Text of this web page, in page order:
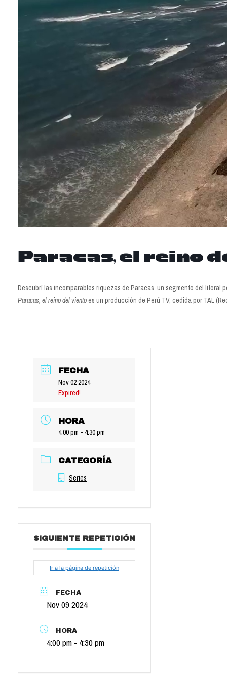
Paracas, el reino
Descubrí las incomparables riquezas de Paracas, un segmento del litoral
Paracas, el reino del vientoes un producción de Perú TV, cedida por TAL
FECHA
Nov 02 2024
Expired!
HORA
4:00 pm - 4:30 pm
CATEGORÍA
Series
SIGUIENTE REPETICIÓN
Ir a la página de repetición
FECHA
Nov 09 2024
HORA
4:00 pm - 4:30 pm